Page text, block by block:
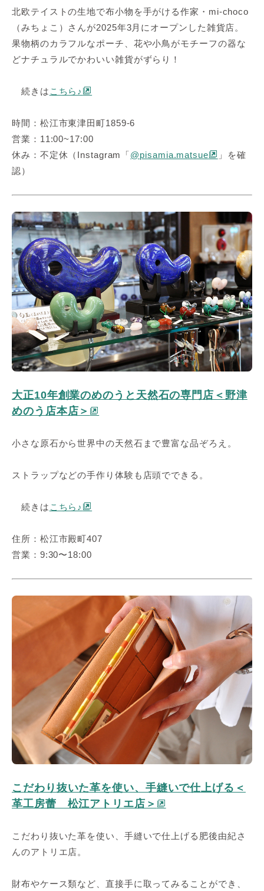
北欧テイストの生地で布小物を手がける作家・mi-choco
（みちょこ）さんが2025年3月にオープンした雑貨店。
果物柄のカラフルなポーチ、花や小鳥がモチーフの器な
どナチュラルでかわいい雑貨がずらり！
続きは こちら♪
時間：松江市東津田町1859-6
営業：11:00~17:00
休み：不定休（Instagram「@pisamia.matsue
」を確
認）
大正10年創業のめのうと天然石の専門店＜野津
めのう店本店＞
小さな原石から世界中の天然石まで豊富な品ぞろえ。
ストラップなどの手作り体験も店頭でできる。
続きは こちら♪
住所：松江市殿町407
営業：9:30〜18:00
こだわり抜いた革を使い、手縫いで仕上げる＜
革工房蕾 松江アトリエ店＞
こだわり抜いた革を使い、手縫いで仕上げる肥後由紀さ
んのアトリエ店。
財布やケース類など、直接手に取ってみることができ、